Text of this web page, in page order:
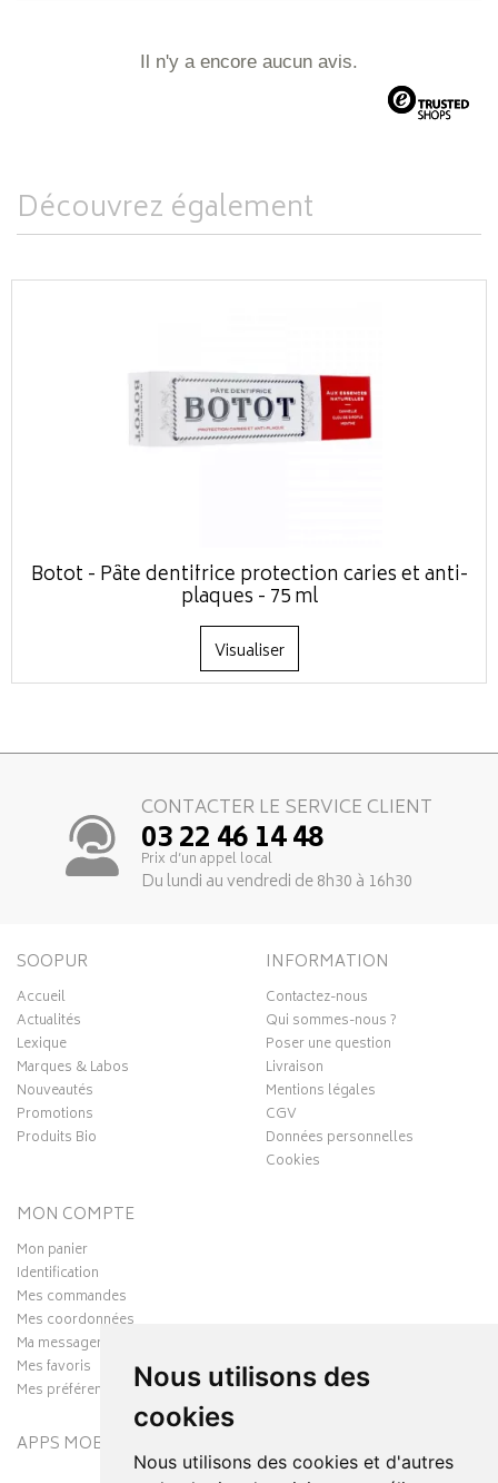
Nous utilisons des
cookies
Nous utilisons des cookies et d'autres
Il n'y a encore aucun avis.
Découvrez également
Botot - Pâte dentifrice protection caries et anti-
plaques - 75 ml
Visualiser
CONTACTER LE SERVICE CLIENT
03 22 46 14 48
Prix d’un appel local
Du lundi au vendredi de 8h30 à 16h30
SOOPUR
Accueil
Actualités
Lexique
Marques & Labos
Nouveautés
Promotions
Produits Bio
INFORMATION
Contactez-nous
Qui sommes-nous ?
Poser une question
Livraison
Mentions légales
CGV
Données personnelles
Cookies
MON COMPTE
Mon panier
Identification
Mes commandes
Mes coordonnées
Ma messagerie
Mes favoris
Mes préférences Cookies
APPS MOBILES